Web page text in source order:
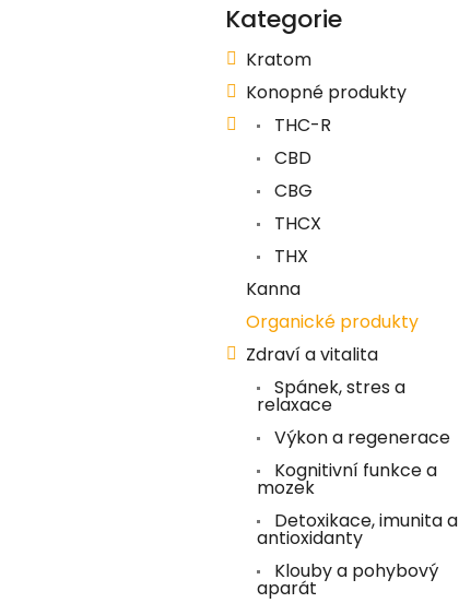
o
n
e
Přeskočit
kategorie
Kategorie
Kratom
Konopné produkty
THC-R
CBD
CBG
THCX
THX
Kanna
Organické produkty
Zdraví a vitalita
Spánek, stres a
relaxace
Výkon a regenerace
Kognitivní funkce a
mozek
Detoxikace, imunita a
antioxidanty
Klouby a pohybový
aparát